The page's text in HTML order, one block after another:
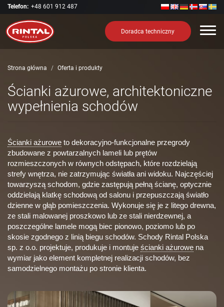
Telefon: +48 601 912 487
Doradca techniczny
Strona główna Oferta i produkty
Ścianki ażurowe, architektoniczne
wypełnienia schodów
Ścianki ażurowe to dekoracyjno-funkcjonalne przegrody
zbudowane z powtarzalnych lameli lub prętów
rozmieszczonych w równych odstępach, które rozdzielają
strefy wnętrza, nie zatrzymując światła ani widoku. Najczęściej
towarzyszą schodom, gdzie zastępują pełną ścianę, optycznie
oddzielają klatkę schodową od salonu i przepuszczają światło
dzienne w głąb pomieszczenia. Wykonuje się je z litego drewna,
ze stali malowanej proszkowo lub ze stali nierdzewnej, a
poszczególne lamele mogą biec pionowo, poziomo lub po
skosie zgodnego z linią biegu schodów. Schody Rintal Polska
sp. z o.o. projektuje, produkuje i montuje ścianki ażurowe na
wymiar jako element kompletnej realizacji schodów, bez
samodzielnego montażu po stronie klienta.